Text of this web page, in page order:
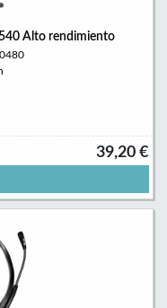
Alto rendimiento
39,20 €